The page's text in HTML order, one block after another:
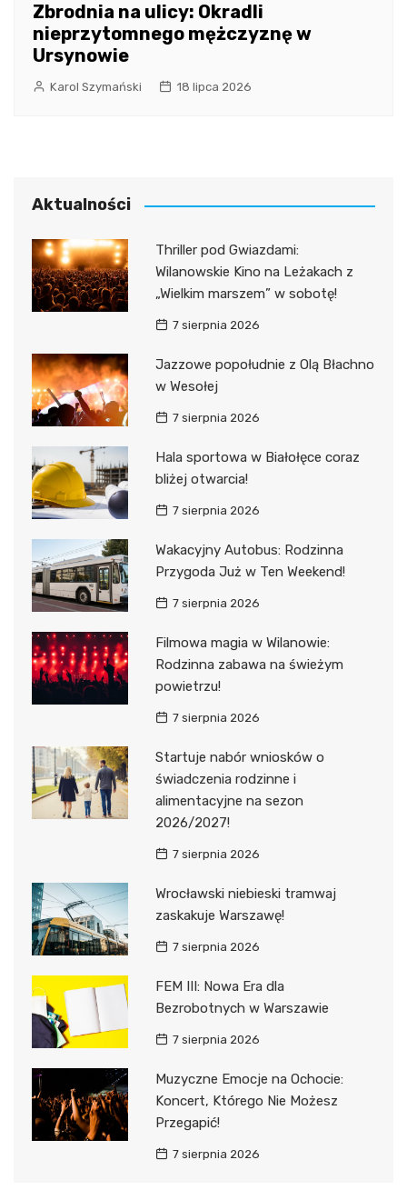
Zbrodnia na ulicy: Okradli
nieprzytomnego mężczyznę w
Ursynowie
Karol Szymański 18 lipca 2026
Aktualności
Thriller pod Gwiazdami:
Wilanowskie Kino na Leżakach z
„Wielkim marszem” w sobotę!
7 sierpnia 2026
Jazzowe popołudnie z Olą Błachno
w Wesołej
7 sierpnia 2026
Hala sportowa w Białołęce coraz
bliżej otwarcia!
7 sierpnia 2026
Wakacyjny Autobus: Rodzinna
Przygoda Już w Ten Weekend!
7 sierpnia 2026
Filmowa magia w Wilanowie:
Rodzinna zabawa na świeżym
powietrzu!
7 sierpnia 2026
Startuje nabór wniosków o
świadczenia rodzinne i
alimentacyjne na sezon
2026/2027!
7 sierpnia 2026
Wrocławski niebieski tramwaj
zaskakuje Warszawę!
7 sierpnia 2026
FEM III: Nowa Era dla
Bezrobotnych w Warszawie
7 sierpnia 2026
Muzyczne Emocje na Ochocie:
Koncert, Którego Nie Możesz
Przegapić!
7 sierpnia 2026